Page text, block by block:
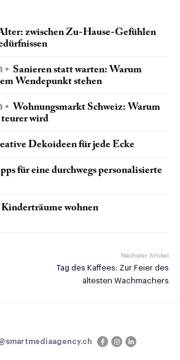
zwischen Zu-Hause-Gefühlen
Sanieren statt warten: Warum
Wendepunkt stehen
Wohnungsmarkt Schweiz: Warum
teurer wird
Dekoideen für jede Ecke
für eine durchwegs personalisierte
Kinderträume wohnen
Nächster Artikel
Tag des Kaffees: Zur Feier des
ältesten Wachmachers